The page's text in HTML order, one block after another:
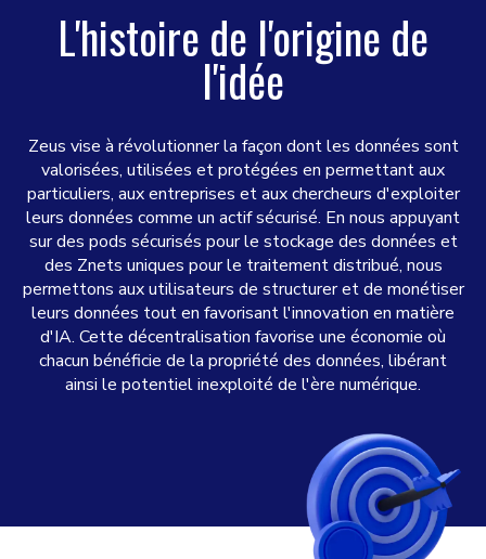
L'histoire de l'origine de
l'idée
Zeus vise à révolutionner la façon dont les données sont
valorisées, utilisées et protégées en permettant aux
particuliers, aux entreprises et aux chercheurs d'exploiter
leurs données comme un actif sécurisé. En nous appuyant
sur des pods sécurisés pour le stockage des données et
des Znets uniques pour le traitement distribué, nous
permettons aux utilisateurs de structurer et de monétiser
leurs données tout en favorisant l'innovation en matière
d'IA. Cette décentralisation favorise une économie où
chacun bénéficie de la propriété des données, libérant
ainsi le potentiel inexploité de l'ère numérique.